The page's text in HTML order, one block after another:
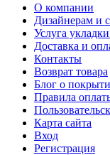
О компании
Дизайнерам и
Услуга
Доставка и
Контакты
Возврат товара
Блог о
Правила
Карта сайта
Вход
Регистрация